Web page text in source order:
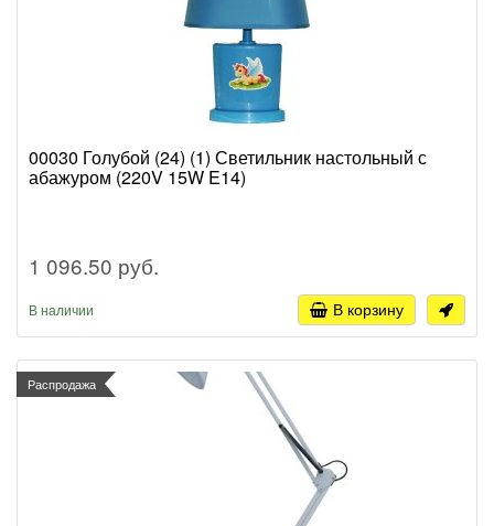
00030 Голубой (24) (1) Светильник настольный с
абажуром (220V 15W E14)
1 096.50 руб.
В наличии В корзину
Распродажа